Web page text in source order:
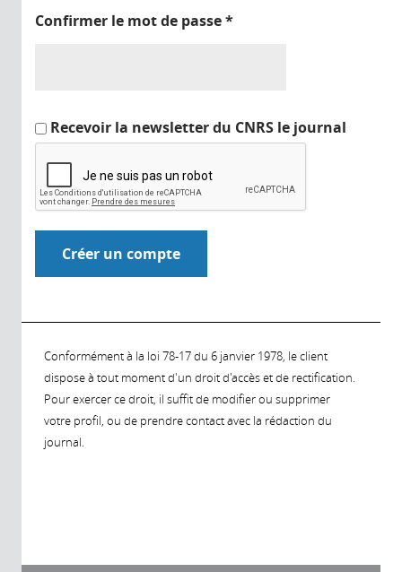
Confirmer le mot de passe*
Recevoir la newsletter du CNRS le journal
Conformément à la loi 78-17 du 6 janvier 1978, le client
dispose à tout moment d'un droit d'accès et de rectification.
Pour exercer ce droit, il suffit de modifier ou supprimer
votre profil, ou de prendre contact avec la rédaction du
journal.